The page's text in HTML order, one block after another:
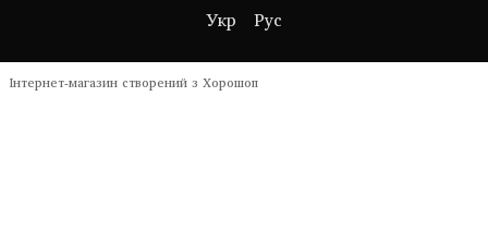
Укр Рус
Інтернет-магазин створений з Хорошоп